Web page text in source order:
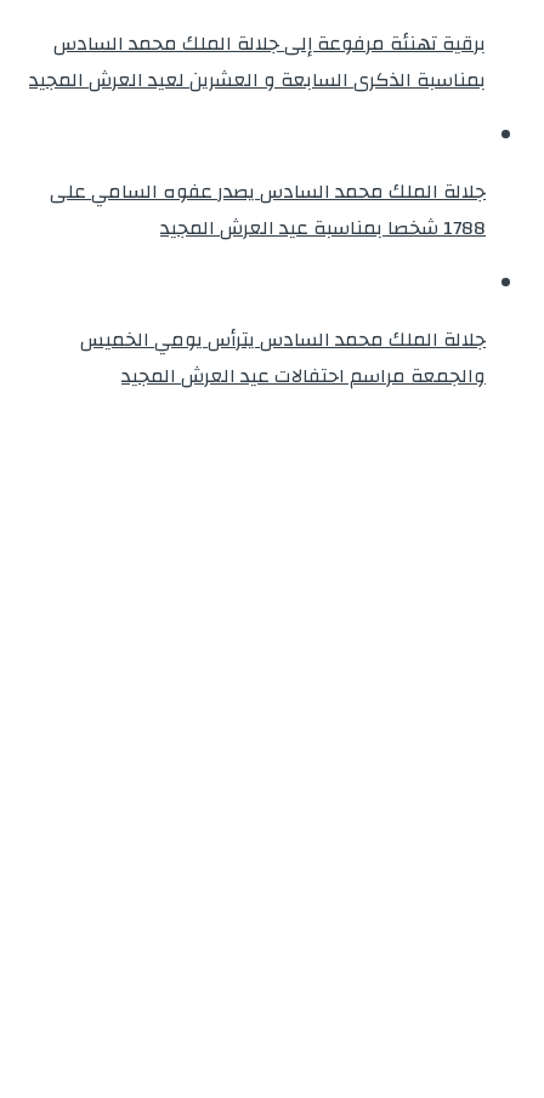
برقية تهنئة مرفوعة إلى جلالة الملك محمد السادس
بمناسبة الذكرى السابعة و العشرين لعيد العرش المجيد
جلالة الملك محمد السادس يصدر عفوه السامي على
1788 شخصا بمناسبة عيد العرش المجيد
جلالة الملك محمد السادس يترأس يومي الخميس
والجمعة مراسم احتفالات عيد العرش المجيد